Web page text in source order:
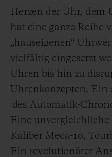
Herzen der Uhr, dem
hat eine ganze Reihe
„hauseigenen“
vielfältig eingesetzt
Uhren bis hin zu
Uhrenkonzepten. Ein
des Automatik-
Eine unvergleichliche
Kaliber Meca-10,
Ein revolutionärer